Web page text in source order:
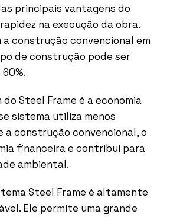
principais vantagens do
na execução da obra.
a construção convencional em
de construção pode ser
Steel Frame é a economia
sistema utiliza menos
a construção convencional, o
financeira e contribui para
ambiental.
Steel Frame é altamente
Ele permite uma grande